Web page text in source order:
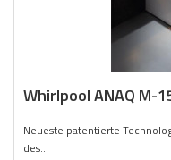
Whirlpool ANAQ M-
Neueste patentierte
des...